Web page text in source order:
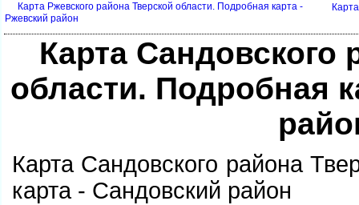
Карта Ржевского района Тверской области. Подробная карта -
Ржевский район
Карта Сандовского
области. Подробная
Карта Сандовского района
карта - Сандовский район